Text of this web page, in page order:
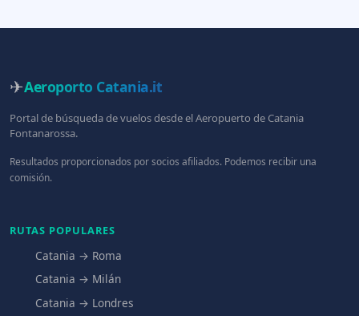
✈Aeroporto Catania.it
Portal de búsqueda de vuelos desde el Aeropuerto de Catania
Fontanarossa.
Resultados proporcionados por socios afiliados. Podemos recibir una
comisión.
RUTAS POPULARES
Catania → Roma
Catania → Milán
Catania → Londres